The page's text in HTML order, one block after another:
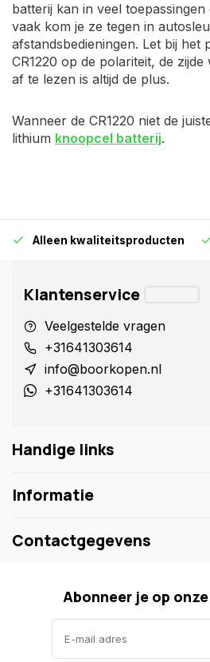
batterij kan in veel
vaak kom je ze tegen in
afstandsbedieningen. Let bij het
CR1220 op de polariteit, de
af te lezen is altijd de plus.
Wanneer de CR1220 niet de
lithium knoopcel batterij.
Alleen kwaliteitsproducten
Klantenservice
Veelgestelde vragen
+31641303614
info@boorkopen.nl
+31641303614
Handige links
Informatie
Contactgegevens
Abonneer je op